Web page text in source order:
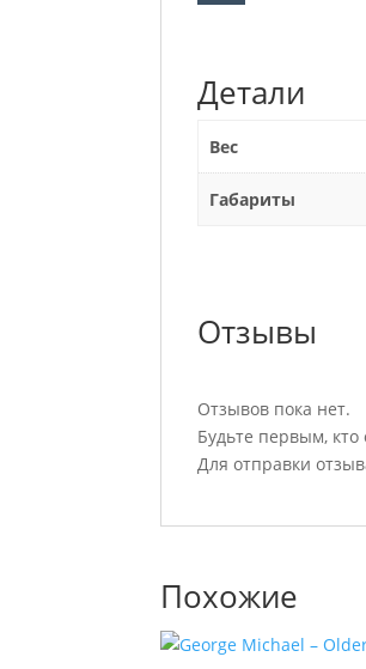
Детали
Вес
Габариты
Отзывы
Отзывов пока нет.
Будьте первым, кто
Для отправки
Похожие